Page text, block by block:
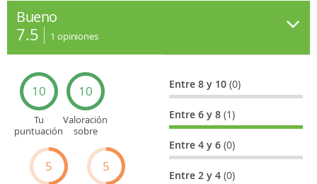
Bueno
7.5 1 opiniones
10
Tu
puntuación
10
Valoración
sobre
5 5
Entre 8 y 10(0)
Entre 6 y 8(1)
Entre 4 y 6(0)
Entre 2 y 4(0)